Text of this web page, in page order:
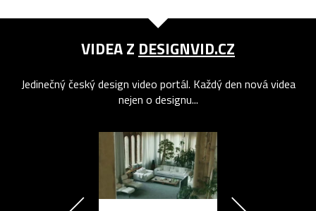
VIDEA Z DESIGNVID.CZ
Jedinečný český design video portál. Každý den nová videa
nejen o designu...